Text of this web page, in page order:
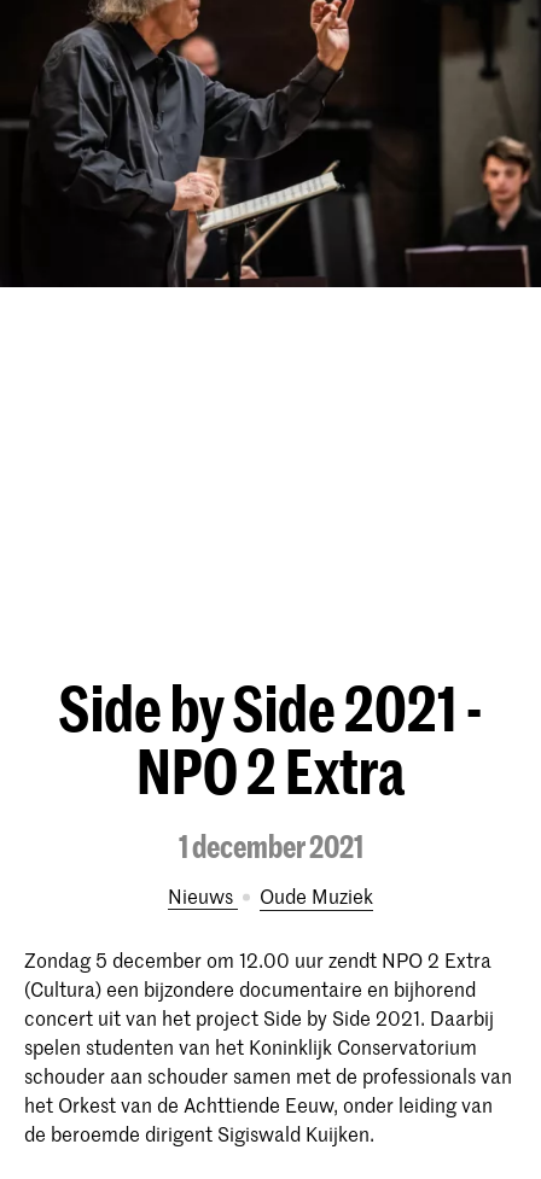
Side by Side 2021 -
NPO 2 Extra
1 december 2021
Nieuws Oude Muziek
Zondag 5 december om 12.00 uur zendt NPO 2 Extra
(Cultura) een bijzondere documentaire en bijhorend
concert uit van het project Side by Side 2021. Daarbij
spelen studenten van het Koninklijk Conservatorium
schouder aan schouder samen met de professionals van
het Orkest van de Achttiende Eeuw, onder leiding van
de beroemde dirigent Sigiswald Kuijken.